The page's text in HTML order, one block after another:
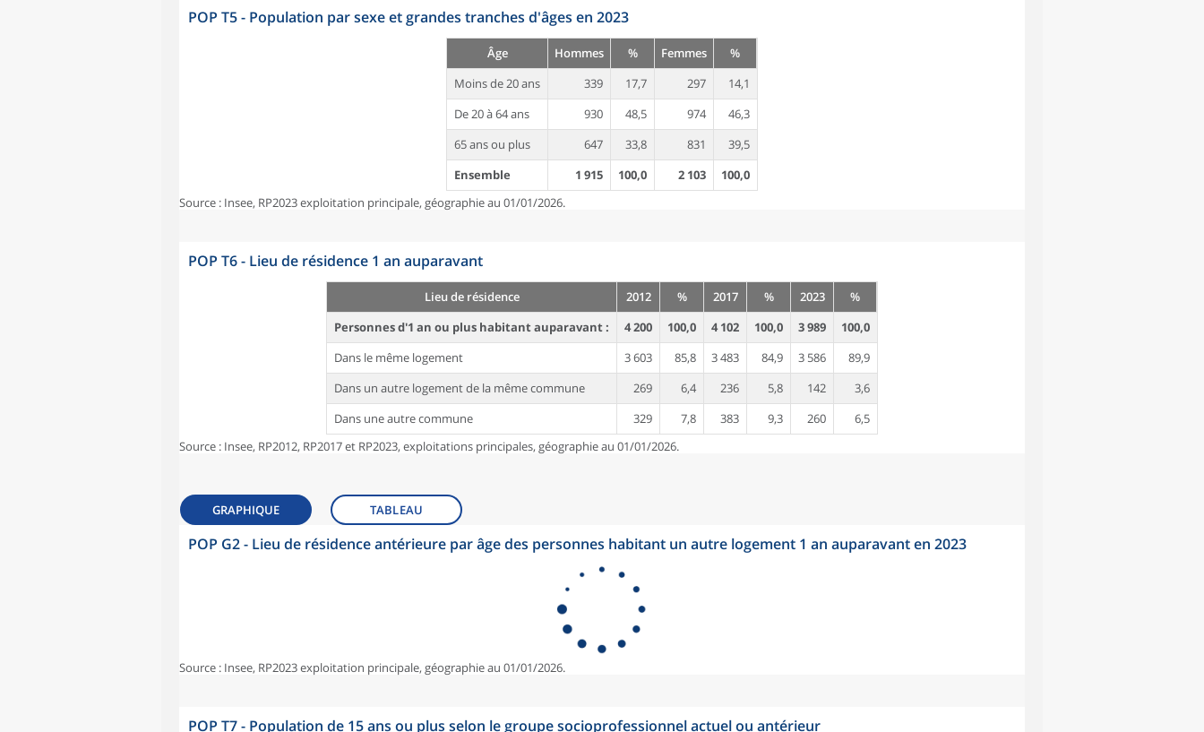
POP T5 - Population par sexe et grandes tranches d'âges en 2023
Âge Hommes % Femmes
%
Moins de 20 ans
339 17,7 297
14,1
De 20 à 64 ans
930 48,5 974
46,3
65 ans ou plus
647 33,8 831
39,5
Ensemble
1 915 100,0 2 103
100,0
Source : Insee, RP2023 exploitation principale, géographie au 01/01/2026.
POP T6 - Lieu de résidence 1 an auparavant
Lieu de résidence 2012 % 2017 % 2023
%
Personnes d'1 an ou plus habitant auparavant :
4 200 100,0 4 102 100,0 3 989
100,0
Dans le même logement
3 603 85,8 3 483 84,9 3 586
89,9
Dans un autre logement de la même commune
269 6,4 236 5,8 142
3,6
Dans une autre commune
329 7,8 383 9,3 260
6,5
Source : Insee, RP2012, RP2017 et RP2023, exploitations principales, géographie au 01/01/2026.
GRAPHIQUE TABLEAU
POP G2 - Lieu de résidence antérieure par âge des personnes habitant un autre logement 1 an auparavant en 2023
Source : Insee, RP2023 exploitation principale, géographie au 01/01/2026.
POP T7 - Population de 15 ans ou plus selon le groupe socioprofessionnel actuel ou antérieur